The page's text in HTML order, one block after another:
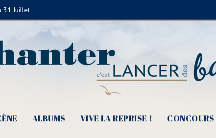
31 Juillet
ALBUMS VIVE LA REPRISE ! CONCOURS
du monde (© Xavier Pagès)